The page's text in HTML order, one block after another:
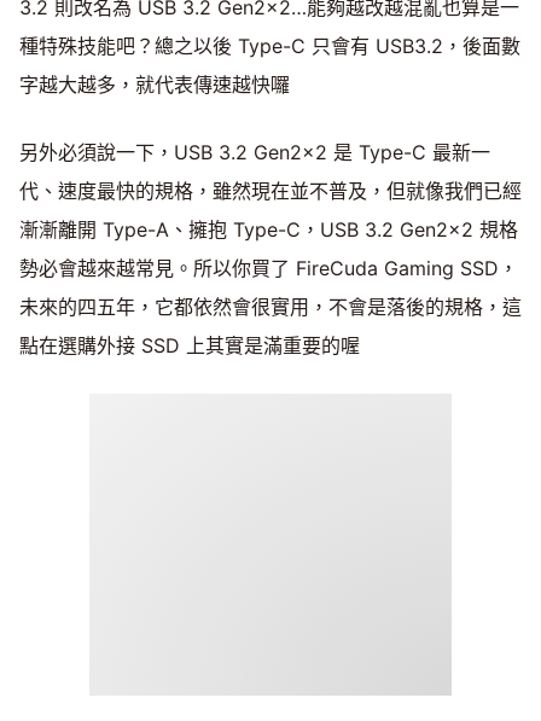
3.2 則改名為 USB 3.2 Gen2x2…能夠越改越混亂也算是一
種特殊技能吧？總之以後 Type-C 只會有 USB3.2，後面數
字越大越多，就代表傳速越快囉
另外必須說一下，USB 3.2 Gen2x2 是 Type-C 最新一
代、速度最快的規格，雖然現在並不普及，但就像我們已經
漸漸離開 Type-A、擁抱 Type-C，USB 3.2 Gen2x2 規格
勢必會越來越常見。所以你買了 FireCuda Gaming SSD，
未來的四五年，它都依然會很實用，不會是落後的規格，這
點在選購外接 SSD 上其實是滿重要的喔